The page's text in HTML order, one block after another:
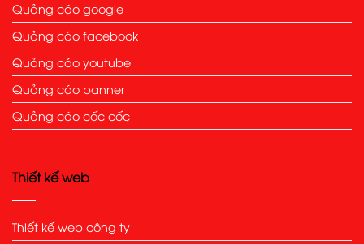
Quảng cáo google
Quảng cáo facebook
Quảng cáo youtube
Quảng cáo banner
Quảng cáo cốc cốc
Thiết kế web
Thiết kế web công ty